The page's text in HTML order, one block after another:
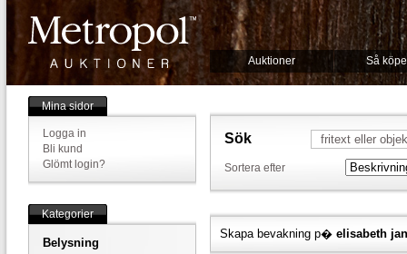
Auktioner Så
Mina sidor
Logga in
Bli kund
Glömt login?
Kategorier
Belysning
Sök
Sortera efter
Skapa bevakning p� elisabeth